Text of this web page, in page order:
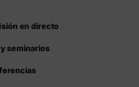
en directo
seminarios